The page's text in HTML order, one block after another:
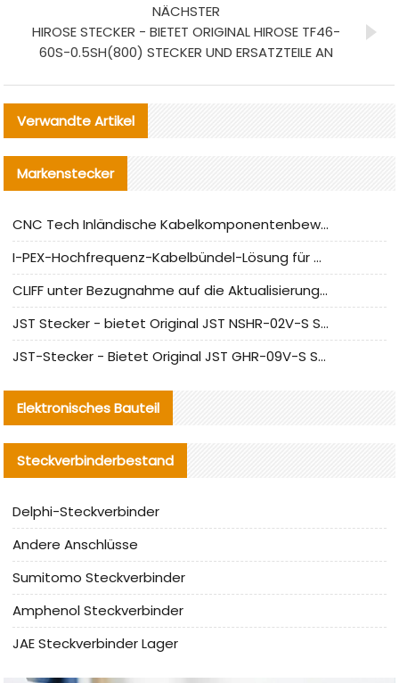
NÄCHSTER
HIROSE STECKER - BIETET ORIGINAL HIROSE TF46-
60S-0.5SH(800) STECKER UND ERSATZTEILE AN
Verwandte Artikel
Markenstecker
CNC Tech Inländische Kabelkomponentenbewertung und Massenproduktionsanpassungsanleitung
I-PEX-Hochfrequenz-Kabelbündel-Lösung für die heimische Produktion analysiert
CLIFF unter Bezugnahme auf die Aktualisierung der chinesischen Stecker-Testnormen
JST Stecker - bietet Original JST NSHR-02V-S Stecker und Ersatzteile an
JST-Stecker - Bietet Original JST GHR-09V-S Stecker und Ersatzteile an
Elektronisches Bauteil
Steckverbinderbestand
Delphi-Steckverbinder
Andere Anschlüsse
Sumitomo Steckverbinder
Amphenol Steckverbinder
JAE Steckverbinder Lager